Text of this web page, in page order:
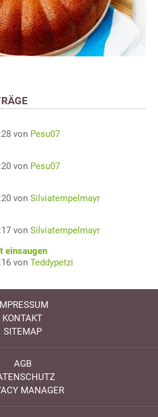
von Pesu07
von Pesu07
von Silviatempelmayr
von Silviatempelmayr
einsaugen
von Teddypetzi
IMPRESSUM
KONTAKT
SITEMAP
AGB
MANAGER